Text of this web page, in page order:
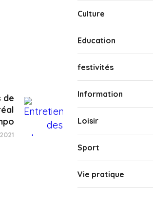
de
Culture
Education
festivités
Information
Loisir
Sport
Vie pratique